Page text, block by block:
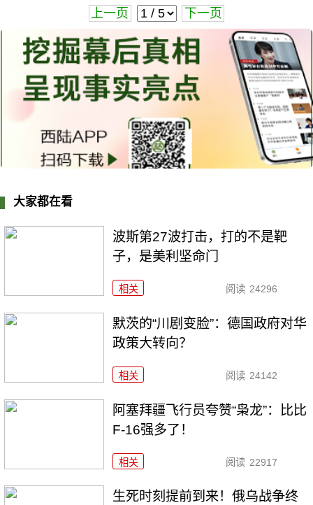
上一页 下一页
大家都在看
波斯第27波打击，打的不是靶
子，是美利坚命门
相关 阅读 24296
默茨的“川剧变脸”：德国政府对华
政策大转向？
相关 阅读 24142
阿塞拜疆飞行员夸赞“枭龙”：比比
F-16强多了！
相关 阅读 22917
生死时刻提前到来！俄乌战争终